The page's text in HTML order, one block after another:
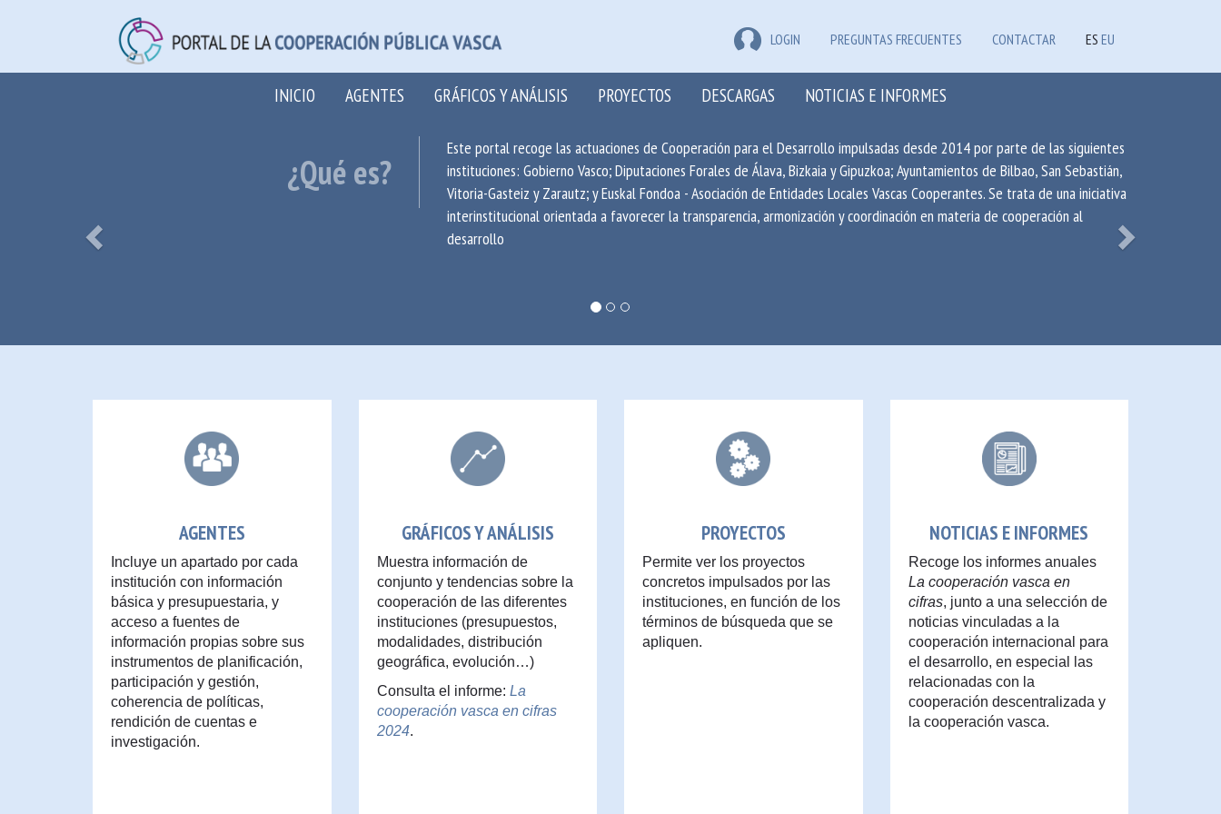
LOGIN PREGUNTAS FRECUENTES CONTACTAR ES EU
INICIO AGENTES GRÁFICOS Y ANÁLISIS PROYECTOS DESCARGAS NOTICIAS E INFORMES
¿Qué es?
Este portal recoge las actuaciones de Cooperación para el Desarrollo impulsadas desde 2014 por parte de las siguientes
instituciones: Gobierno Vasco; Diputaciones Forales de Álava, Bizkaia y Gipuzkoa; Ayuntamientos de Bilbao, San Sebastián,
Vitoria-Gasteiz y Zarautz; y Euskal Fondoa - Asociación de Entidades Locales Vascas Cooperantes. Se trata de una iniciativa
interinstitucional orientada a favorecer la transparencia, armonización y coordinación en materia de cooperación al
desarrollo
AGENTES
Incluye un apartado por cada
institución con información
básica y presupuestaria, y
acceso a fuentes de
información propias sobre sus
instrumentos de planificación,
participación y gestión,
coherencia de políticas,
rendición de cuentas e
investigación.
GRÁFICOS Y ANÁLISIS
Muestra información de
conjunto y tendencias sobre la
cooperación de las diferentes
instituciones (presupuestos,
modalidades, distribución
geográfica, evolución…)
Consulta el informe: La
cooperación vasca en cifras
2024.
PROYECTOS
Permite ver los proyectos
concretos impulsados por las
instituciones, en función de los
términos de búsqueda que se
apliquen.
NOTICIAS E INFORMES
Recoge los informes anuales
La cooperación vasca en
cifras, junto a una selección de
noticias vinculadas a la
cooperación internacional para
el desarrollo, en especial las
relacionadas con la
cooperación descentralizada y
la cooperación vasca.